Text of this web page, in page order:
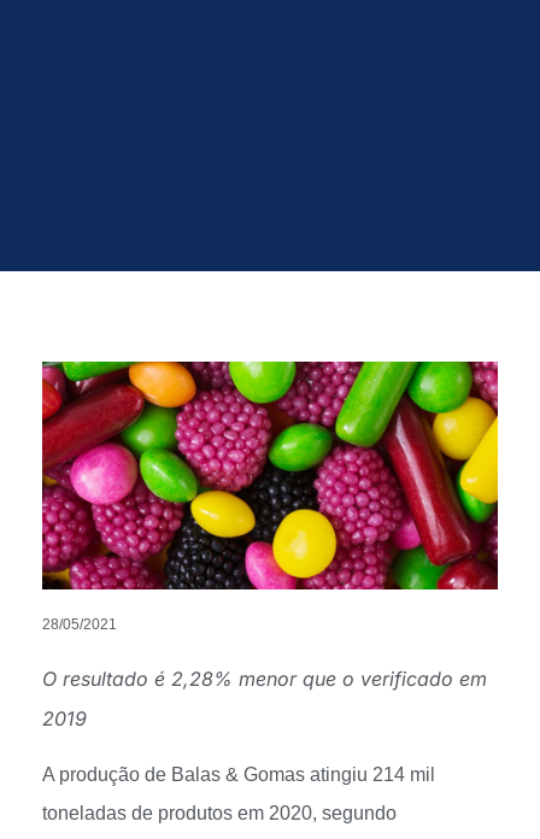
28/05/2021
O resultado é 2,28% menor que o verificado em
2019
A produção de Balas & Gomas atingiu 214 mil
toneladas de produtos em 2020, segundo